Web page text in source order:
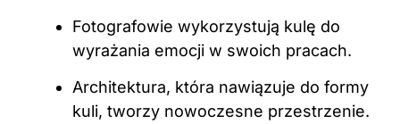
Fotografowie wykorzystują kulę do
wyrażania emocji w swoich pracach.
Architektura, która nawiązuje do formy
kuli, tworzy nowoczesne przestrzenie.